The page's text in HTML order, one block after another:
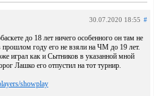
30.07.2020 18:55 #
до 18 лет ничего особенного он там не
прошлом году его не взяли на ЧМ до 19 лет.
играл как и Сытников в указанной мной
Лашко его отпустил на тот турнир.
showplay